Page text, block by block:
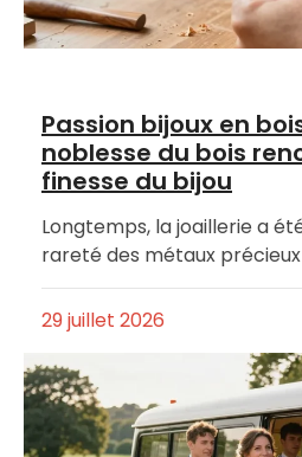
Passion bijoux en
noblesse du bois
finesse du bijou
Longtemps, la joaillerie a
rareté des métaux
29 juillet 2026